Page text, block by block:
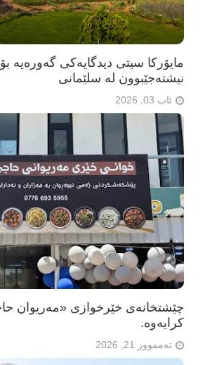
مایۆرکا سیتی دیدگایەکی گەورەیە
نیشتەجێبوون لە سلێمانی
ئاب 03, 2026
چێشتخانەی خێرخوازی «مەریوان
كرایه‌وه‌.
تەممووز 21, 2026